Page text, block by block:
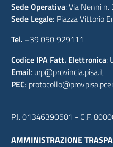
Sede Operativa: Via Nenni
Sede Legale: Piazza Vittorio
Tel. +39 050 929111
Codice IPA Fatt. Elettronica:
Email: urp@provincia.pisa.it
PEC:
P.I. 01346390501 - C.F.
AMMINISTRAZIONE